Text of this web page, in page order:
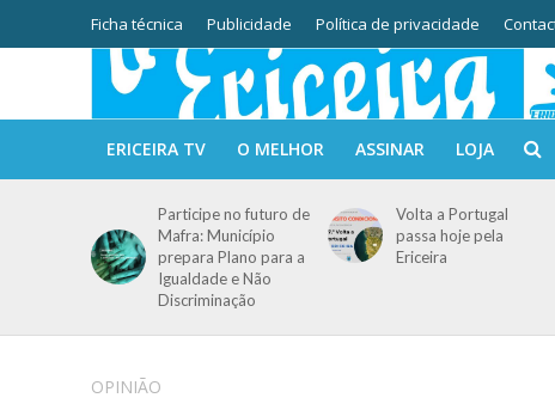
Ficha técnica Publicidade Política de privacidade
ERICEIRA TV O MELHOR ASSINAR LOJA
Participe no futuro de
Mafra: Município
prepara Plano para a
Igualdade e Não
Discriminação
Volta a Portugal
passa hoje pela
Ericeira
OPINIÃO